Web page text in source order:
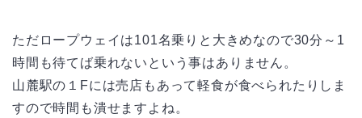
ただロープウェイは101名乗りと大きめなので30分～1
時間も待てば乗れないという事はありません。
山麓駅の１Fには売店もあって軽食が食べられたりしま
すので時間も潰せますよね。